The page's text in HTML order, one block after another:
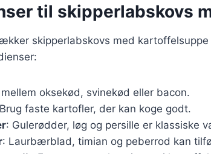
til skipperlabskovs
skipperlabskovs med
oksekød, svinekød eller bacon.
faste kartofler, der kan koge godt.
: Gulerødder, løg og persille er klassiske
: Laurbærblad, timian og peberrod kan